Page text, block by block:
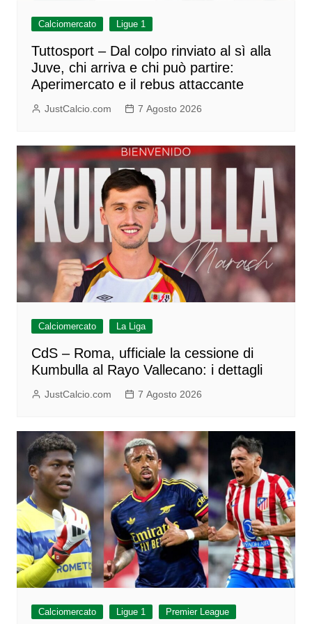
Calciomercato Ligue 1
Tuttosport – Dal colpo rinviato al sì alla
Juve, chi arriva e chi può partire:
Aperimercato e il rebus attaccante
JustCalcio.com 7 Agosto 2026
Calciomercato La Liga
CdS – Roma, ufficiale la cessione di
Kumbulla al Rayo Vallecano: i dettagli
JustCalcio.com 7 Agosto 2026
Calciomercato Ligue 1 Premier League